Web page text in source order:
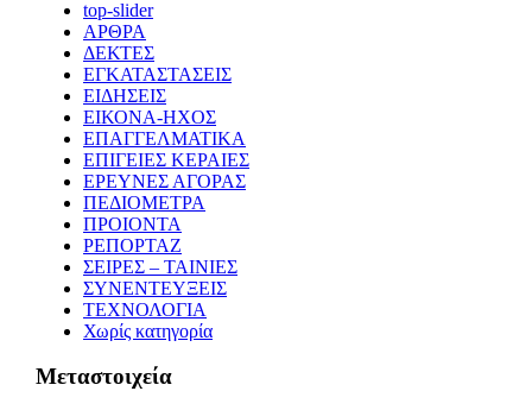
top-slider
ΑΡΘΡΑ
ΔΕΚΤΕΣ
ΕΓΚΑΤΑΣΤΑΣΕΙΣ
ΕΙΔΗΣΕΙΣ
ΕΙΚΟΝΑ-ΗΧΟΣ
ΕΠΑΓΓΕΛΜΑΤΙΚΑ
ΕΠΙΓΕΙΕΣ ΚΕΡΑΙΕΣ
ΕΡΕΥΝΕΣ ΑΓΟΡΑΣ
ΠΕΔΙΟΜΕΤΡΑ
ΠΡΟΙΟΝΤΑ
ΡΕΠΟΡΤΑΖ
ΣΕΙΡΕΣ – ΤΑΙΝΙΕΣ
ΣΥΝΕΝΤΕΥΞΕΙΣ
ΤΕΧΝΟΛΟΓΙΑ
Χωρίς κατηγορία
Μεταστοιχεία